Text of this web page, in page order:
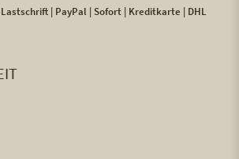
| PayPal | Sofort | Kreditkarte | DHL